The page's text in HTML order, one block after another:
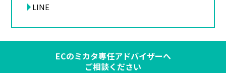
LINE
ECのミカタ専任アドバイザーへ
ご相談ください